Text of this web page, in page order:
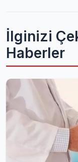
İlginizi
Haberler